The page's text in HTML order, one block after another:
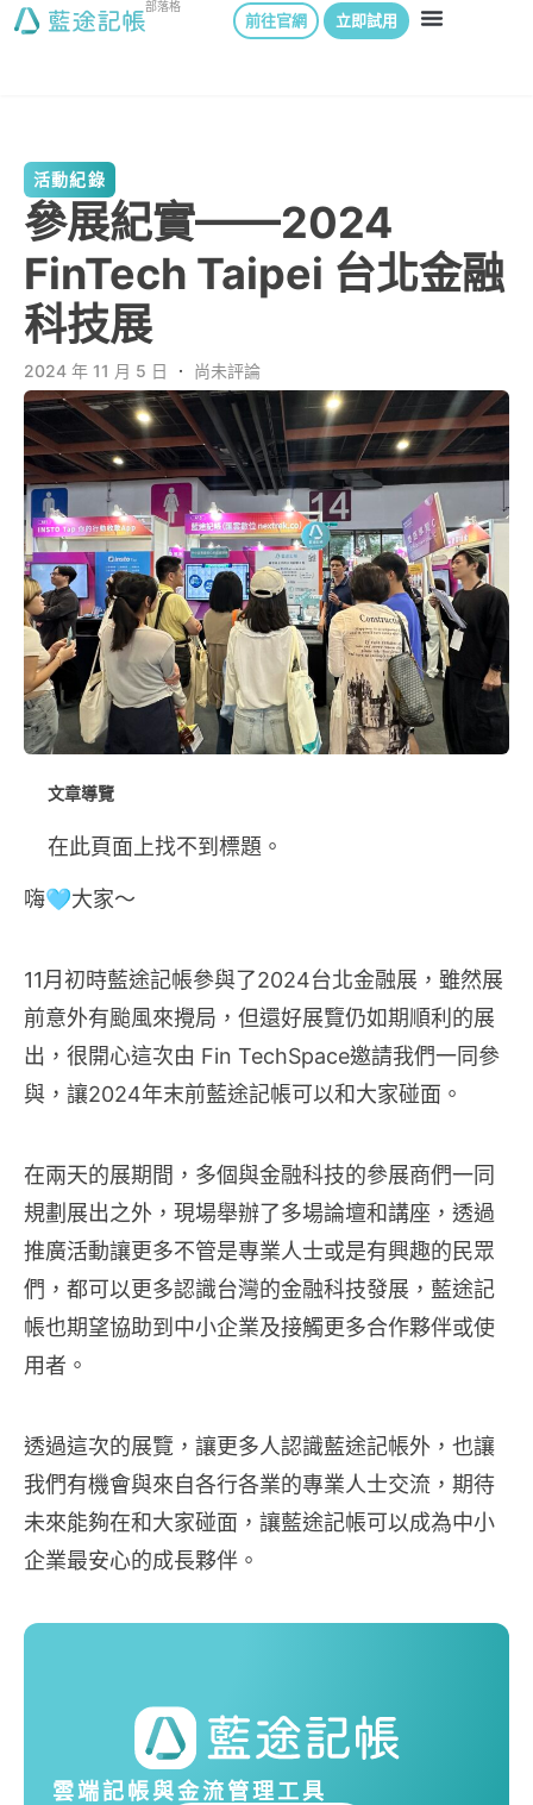
部落格
前往官網 立即試用
活動紀錄
參展紀實——2024
FinTech Taipei 台北金融
科技展
2024 年 11 月 5 日 ． 尚未評論
文章導覽
在此頁面上找不到標題。
嗨🩵大家～
11月初時藍途記帳參與了2024台北金融展，雖然展
前意外有颱風來攪局，但還好展覽仍如期順利的展
出，很開心這次由 Fin TechSpace邀請我們一同參
與，讓2024年末前藍途記帳可以和大家碰面。
在兩天的展期間，多個與金融科技的參展商們一同
規劃展出之外，現場舉辦了多場論壇和講座，透過
推廣活動讓更多不管是專業人士或是有興趣的民眾
們，都可以更多認識台灣的金融科技發展，藍途記
帳也期望協助到中小企業及接觸更多合作夥伴或使
用者。
透過這次的展覽，讓更多人認識藍途記帳外，也讓
我們有機會與來自各行各業的專業人士交流，期待
未來能夠在和大家碰面，讓藍途記帳可以成為中小
企業最安心的成長夥伴。
雲端記帳與金流管理工具